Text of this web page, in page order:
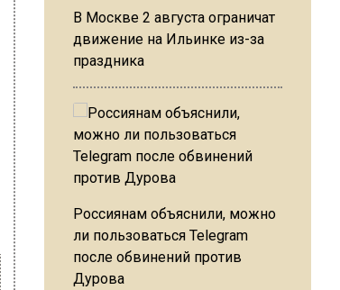
В Москве 2 августа ограничат
движение на Ильинке из-за
праздника
Россиянам объяснили, можно
ли пользоваться Telegram
после обвинений против
Дурова